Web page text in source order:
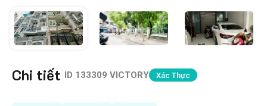
Chi tiết ID 133309 VICTORY Xác Thực